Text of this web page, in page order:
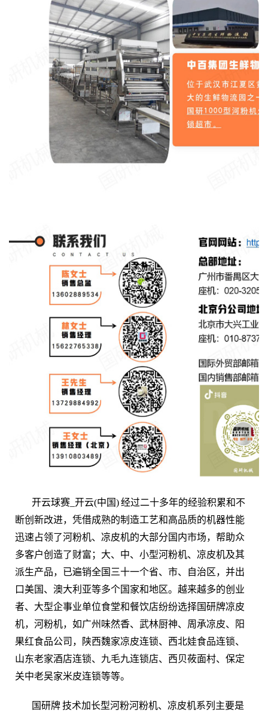
开云球赛_开云(中国) 经过二十多年的经验积累和不
断创新改进，凭借成熟的制造工艺和高品质的机器性能
迅速占领了河粉机、凉皮机的大部分国内市场，帮助众
多客户创造了财富；大、中、小型河粉机、凉皮机及其
派生产品，已遍销全国三十一个省、市、自治区，并出
口美国、澳大利亚等多个国家和地区。越来越多的创业
者、大型企事业单位食堂和餐饮店纷纷选择国研牌凉皮
机，河粉机，如广州味然香、武林厨神、周承凉皮、阳
果红食品公司，陕西魏家凉皮连锁、西北娃食品连锁、
山东老家酒店连锁、九毛九连锁店、西贝莜面村、保定
关中老吴家米皮连锁等等。
国研牌 技术加长型河粉河粉机、凉皮机系列主要是